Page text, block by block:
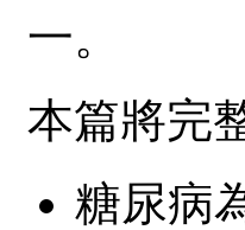
一。
本篇將完
糖尿病